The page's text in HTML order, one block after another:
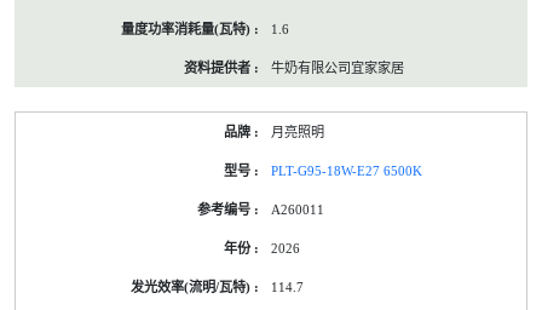
1.6
牛奶有限公司宜家家居
月亮照明
PLT-G95-18W-E27 6500K
A260011
2026
114.7